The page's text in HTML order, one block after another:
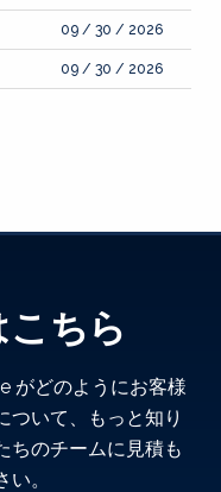
09 / 30 / 2026
09 / 30 / 2026
ちら
がどのようにお客様
ついて、もっと知り
ちのチームに見積も
。